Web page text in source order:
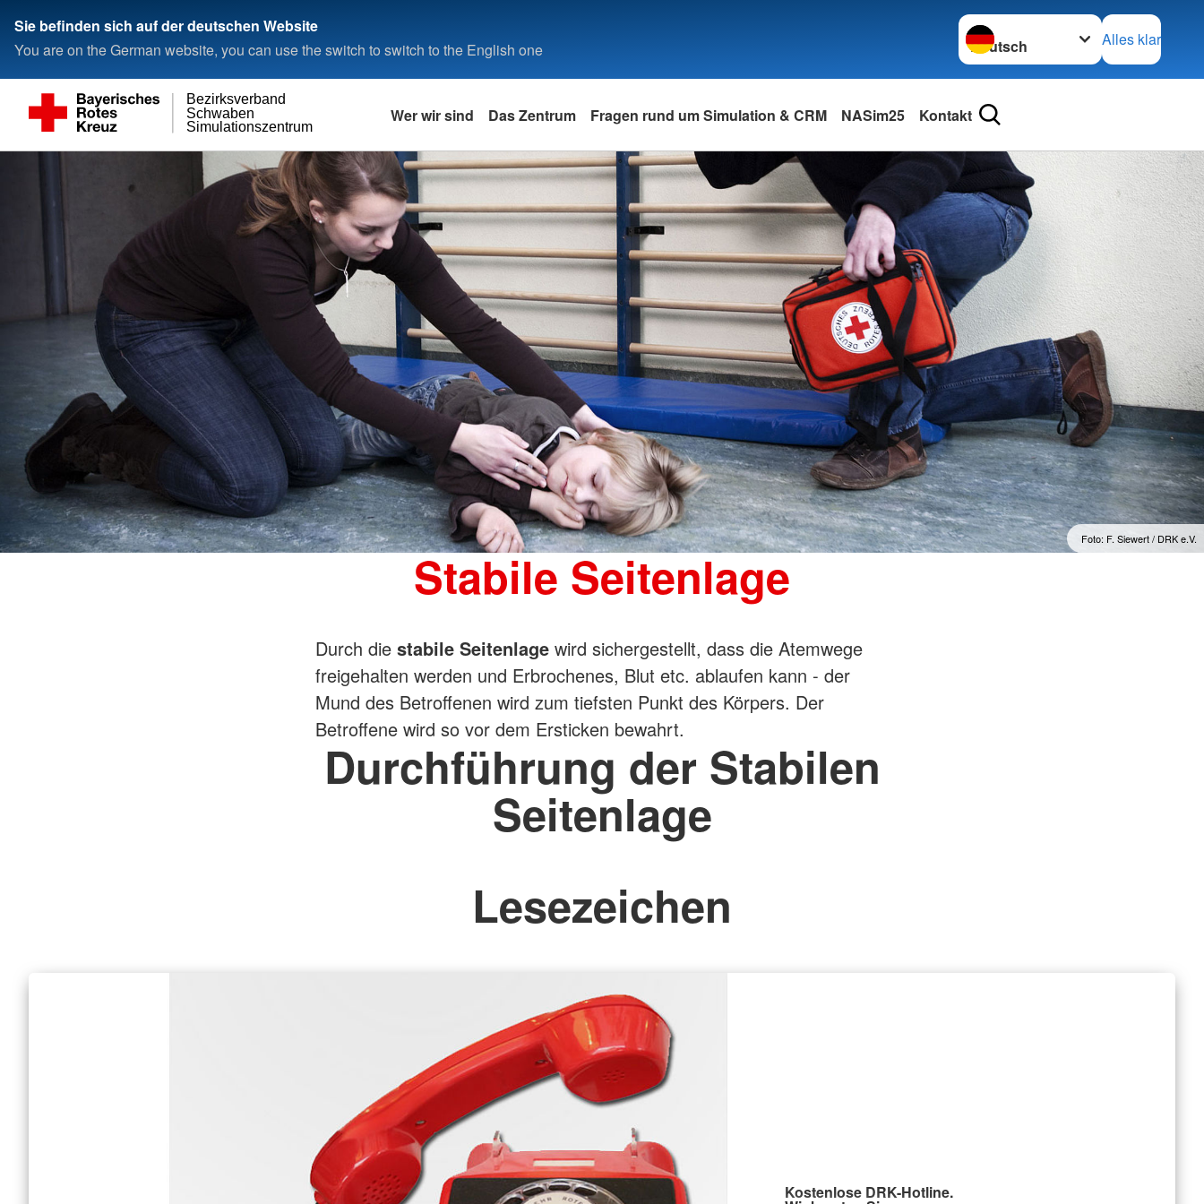
Sie befinden sich auf der deutschen Website
You are on the German website, you can use the switch to switch to the English one
Sprache wechseln zu
Alles klar
Simulationszentrum
Schwaben
Bezirksverband
Wer wir sind Das Zentrum Fragen rund um Simulation & CRM NASim25 Kontakt
Foto: F. Siewert / DRK e.V.
Stabile Seitenlage
Durch die stabile Seitenlage wird sichergestellt, dass die Atemwege
freigehalten werden und Erbrochenes, Blut etc. ablaufen kann - der
Mund des Betroffenen wird zum tiefsten Punkt des Körpers. Der
Betroffene wird so vor dem Ersticken bewahrt.
Durchführung der Stabilen
Seitenlage
Lesezeichen
Kostenlose DRK-Hotline.